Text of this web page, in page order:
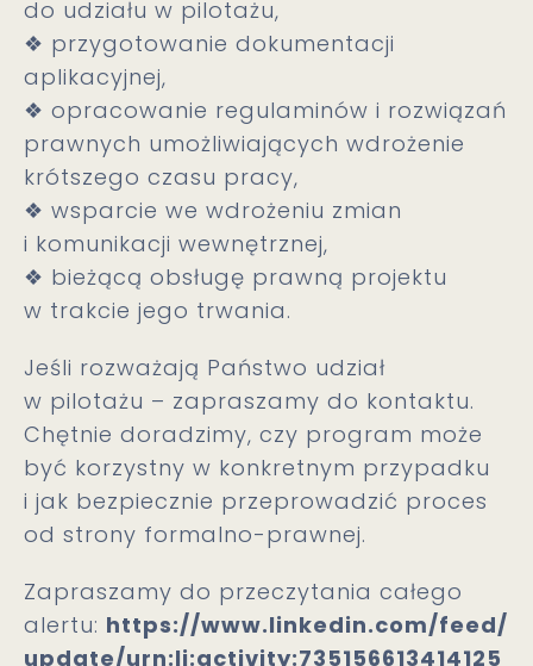
do udziału w pilotażu,
❖ przygotowanie dokumentacji
aplikacyjnej,
❖ opracowanie regulaminów i rozwiązań
prawnych umożliwiających wdrożenie
krótszego czasu pracy,
❖ wsparcie we wdrożeniu zmian
i komunikacji wewnętrznej,
❖ bieżącą obsługę prawną projektu
w trakcie jego trwania.
Jeśli rozważają Państwo udział
w pilotażu – zapraszamy do kontaktu.
Chętnie doradzimy, czy program może
być korzystny w konkretnym przypadku
i jak bezpiecznie przeprowadzić proces
od strony formalno-prawnej.
Zapraszamy do przeczytania całego
alertu: https://www.linkedin.com/feed/
update/urn:li:activity:735156613414125